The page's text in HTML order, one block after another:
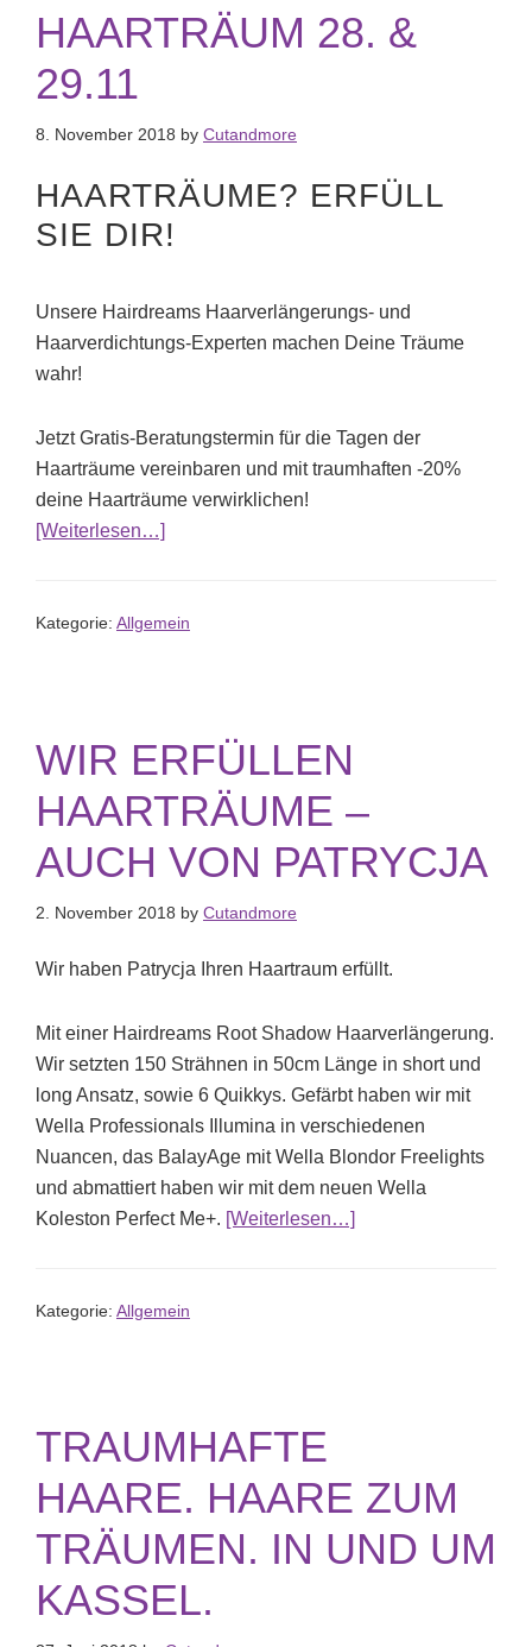
HAARTRÄUM 28. &
29.11
8. November 2018 by Cutandmore
HAARTRÄUME? ERFÜLL
SIE DIR!
Unsere Hairdreams Haarverlängerungs- und
Haarverdichtungs-Experten machen Deine Träume
wahr!
Jetzt Gratis-Beratungstermin für die Tagen der
Haarträume vereinbaren und mit traumhaften -20%
deine Haarträume verwirklichen!
[Weiterlesen…]ÜberTAGE DER HAARTRÄUM 28. & 29.11
Kategorie: Allgemein
WIR ERFÜLLEN
HAARTRÄUME –
AUCH VON PATRYCJA
2. November 2018 by Cutandmore
Wir haben Patrycja Ihren Haartraum erfüllt.
Mit einer Hairdreams Root Shadow Haarverlängerung.
Wir setzten 150 Strähnen in 50cm Länge in short und
long Ansatz, sowie 6 Quikkys. Gefärbt haben wir mit
Wella Professionals Illumina in verschiedenen
Nuancen, das BalayAge mit Wella Blondor Freelights
und abmattiert haben wir mit dem neuen Wella
Koleston Perfect Me+. [Weiterlesen…]ÜberWIR
Kategorie: Allgemein
TRAUMHAFTE
HAARE. HAARE ZUM
TRÄUMEN. IN UND UM
KASSEL.